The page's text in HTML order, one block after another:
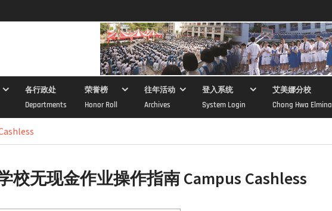
各行政处
Departments
荣誉榜
Honor Roll
往年活动
Archives
登入系统
System Login
艾美娜分校
Chong Hwa Elmina
校无现金作业操作指南 Campus Cashless